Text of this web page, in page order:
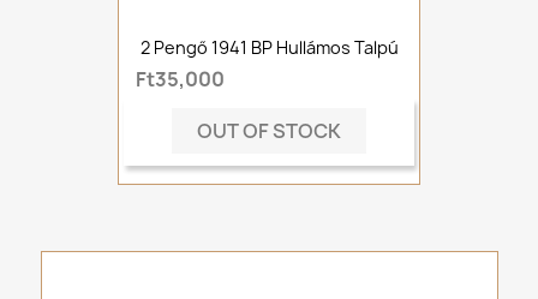
2 Pengő 1941 BP Hullámos Talpú
Ft35,000
OUT OF STOCK